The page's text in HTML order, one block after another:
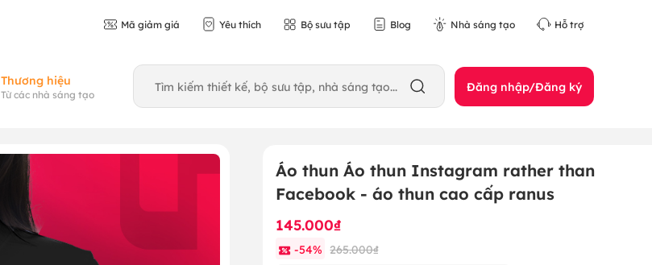
Mã giảm giá Yêu thích Bộ sưu tập Blog Nhà sáng tạo Hỗ trợ
Thương hiệu
Từ các nhà sáng tạo Đăng nhập/Đăng ký
Áo thun Áo thun Instagram rather than
Facebook - áo thun cao cấp ranus
145.000₫
-54% 265.000₫